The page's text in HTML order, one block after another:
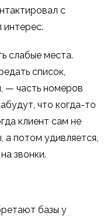
с
интерес.
слабые места.
список,
— часть номеров
что когда-то
клиент сам не
а потом удивляется,
звонки.
базы у